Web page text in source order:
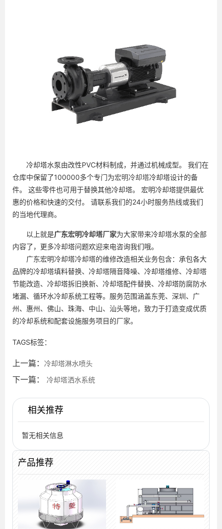
冷却塔水泵由改性PVC材料制成，并通过机械成型。 我们在
仓库中保留了100000多个专门为宏明冷却塔冷却塔设计的备
件。 这些零件也可用于替换其他冷却塔。 宏明冷却塔提供最优
惠的价格和快速的交付。 请联系我们的24小时服务热线或我们
的当地代理商。
以上就是广东宏明冷却塔厂家为大家带来冷却塔水泵的全部
内容了，更多冷却塔问题欢迎来电咨询我们哦。
广东宏明冷却塔冷却塔的维修改造相关业务包含：承包各大
品牌的冷却塔填料替换、冷却塔隔音降噪、冷却塔维修、冷却塔
节能改造、冷却塔拆旧换新、冷却塔配件替换、冷却塔防腐防水
堵漏、循环水冷却系统工程等。服务范围涵盖东莞、深圳、广
州、惠州、佛山、珠海、中山、汕头等地，致力于打造变成优质
的冷却系统和配套设施服务项目的厂家。
TAGS标签：
上一篇： 冷却塔淋水喷头
下一篇： 冷却塔洒水系统
相关推荐
暂无相关信息
产品推荐